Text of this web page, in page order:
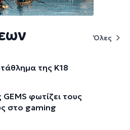
Όλες
της Κ18
φωτίζει τους
στο gaming